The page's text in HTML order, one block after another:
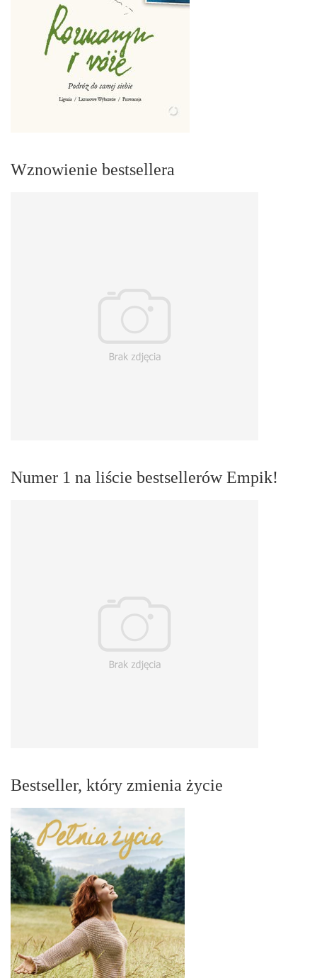
Wznowienie bestsellera
Numer 1 na liście bestsellerów Empik!
Bestseller, który zmienia życie